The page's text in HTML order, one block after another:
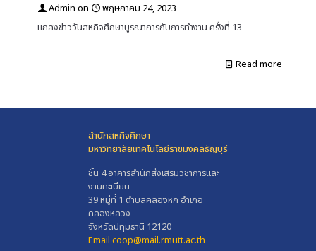
Admin on
พฤษภาคม 24, 2023
แถลงข่าววันสหกิจศึกษาบูรณาการกับการทำงาน ครั้งที่ 13
Read more
สำนักสหกิจศึกษา
มหาวิทยาลัยเทคโนโลยีราชมงคลธัญบุรี
ชั้น 4 อาคารสำนักส่งเสริมวิชาการและ
งานทะเบียน
39 หมู่ที่ 1 ตำบลคลองหก อำเภอ
คลองหลวง
จังหวัดปทุมธานี 12120
Email coop@mail.rmutt.ac.th